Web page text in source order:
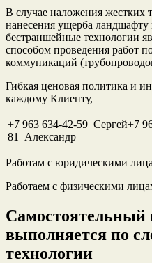
В случае наложения жестких
нанесения ущерба
бестраншейные технологии
способом проведения работ
коммуникаций
Гибкая ценовая политика и
каждому Клиенту,
+7 963 634-42-59 Сергей+7
81 Александр
Работам с юридическими
Работаем с физическими
Самостоятельный
выполняется по
технологии